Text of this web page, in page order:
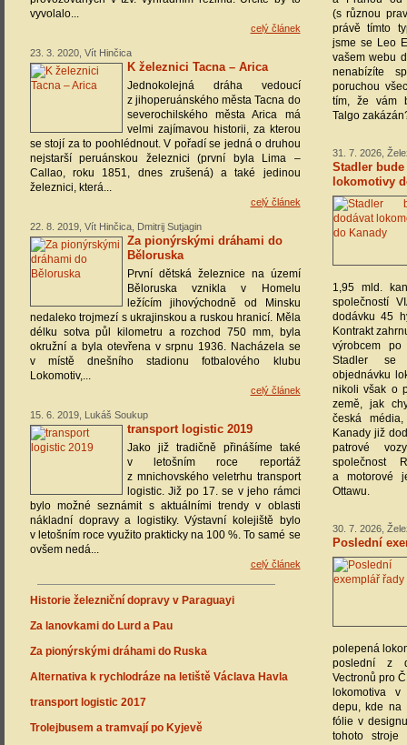
(s různou
právě tímto
jsme se Leo
vašem webu
nenabízíte
poruchou
tím, že vám
Talgo
31. 7. 2026,
Stadler bude
lokomotivy
1,95 mld.
společností
dodávku 45
Kontrakt
výrobcem
Stadler
objednávku
nikoli však o
země, jak
česká
Kanady již
patrové
společnost
a motorové
Ottawu.
30. 7. 2026,
Poslední
polepená
poslední z
Vectronů pro
lokomotiva
depu, kde na
fólie v
tohoto stroje
vyvolalo...
celý článek
23. 3. 2020, Vít Hinčica
K železnici Tacna – Arica
Jednokolejná dráha vedoucí
z jihoperuánského města Tacna do
severochilského města Arica má
velmi zajímavou historii, za kterou
se stojí za to poohlédnout. V pořadí se jedná o druhou
nejstarší peruánskou železnici (první byla Lima –
Callao, roku 1851, dnes zrušená) a také jedinou
železnici, která...
celý článek
22. 8. 2019, Vít Hinčica, Dmitrij Sutjagin
Za pionýrskými dráhami do
Běloruska
První dětská železnice na území
Běloruska vznikla v Homelu
ležícím jihovýchodně od Minsku
nedaleko trojmezí s ukrajinskou a ruskou hranicí. Měla
délku sotva půl kilometru a rozchod 750 mm, byla
okružní a byla otevřena v srpnu 1936. Nacházela se
v místě dnešního stadionu fotbalového klubu
Lokomotiv,...
celý článek
15. 6. 2019, Lukáš Soukup
transport logistic 2019
Jako již tradičně přinášíme také
v letošním roce reportáž
z mnichovského veletrhu transport
logistic. Již po 17. se v jeho rámci
bylo možné seznámit s aktuálními trendy v oblasti
nákladní dopravy a logistiky. Výstavní kolejiště bylo
v letošním roce využito prakticky na 100 %. To samé se
ovšem nedá...
celý článek
Historie železniční dopravy v Paraguayi
Za lanovkami do Lurd a Pau
Za pionýrskými dráhami do Ruska
Alternativa k rychlodráze na letiště Václava Havla
transport logistic 2017
Trolejbusem a tramvají po Kyjevě